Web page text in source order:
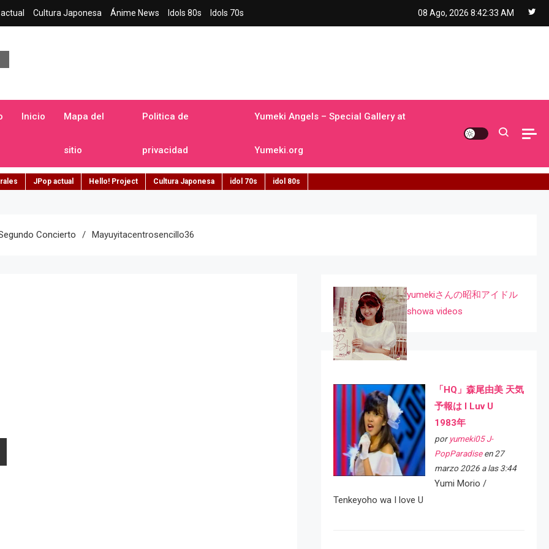
Cultura Japonesa Ánime News Idols 80s Idols 70s 08 Ago, 2026 8:42:34 AM
Inicio Mapa del
sitio
Politica de
privacidad
Yumeki Angels – Special Gallery at
Yumeki.org
JPop actual Hello! Project Cultura Japonesa idol 70s idol 80s
Concierto Mayuyitacentrosencillo36
yumekiさんの昭和アイドル
showa videos
「HQ」森尾由美 天気
予報は I Luv U
1983年
por yumeki05 J-
PopParadiseen 27
marzo 2026 a las 3:44
Yumi Morio /
Tenkeyoho wa I love U